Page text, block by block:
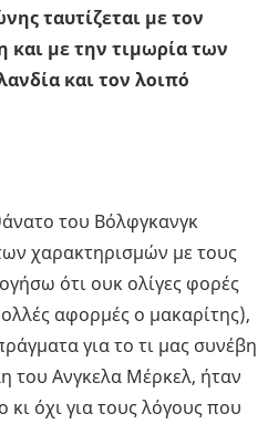
ταυτίζεται με τον
και με την τιμωρία των
και τον λοιπό
του Βόλφγκανγκ
χαρακτηρισμών με τους
ότι ουκ ολίγες φορές
αφορμές ο μακαρίτης),
για το τι μας συνέβη
του Ανγκελα Μέρκελ, ήταν
όχι για τους λόγους που